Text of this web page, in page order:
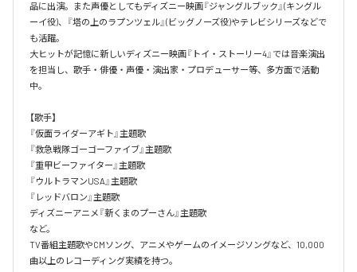
品に出演。また声優としてもディズニー映画『ジャングルブック』(キングル
ーイ役)、『塔の上のラプンツェル』(ビッグノーズ役)やテレビシリーズなどで
も活躍。
大ヒットが記憶に新しいディズニー映画『トイ・ストーリー4』では音楽演出
を担当し、歌手・俳優・声優・演出家・プロデューサー等、多方面で活動
中。
【歌手】
『仮面ライダーアギト』主題歌
『救急戦隊ゴーゴーファイブ』主題歌
『重甲ビーファイター』主題歌
『ウルトラマンUSA』主題歌
『レッドバロン』主題歌
ディズニーアニメ『新くまのプーさん』主題歌
など。
TV番組主題歌やCMソング、アニメやゲームのイメージソングなど、10,000
曲以上のレコーディング実績を持つ。